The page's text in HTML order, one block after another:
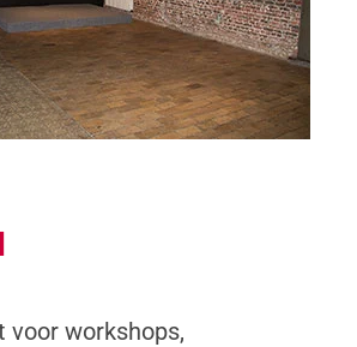
voor workshops,